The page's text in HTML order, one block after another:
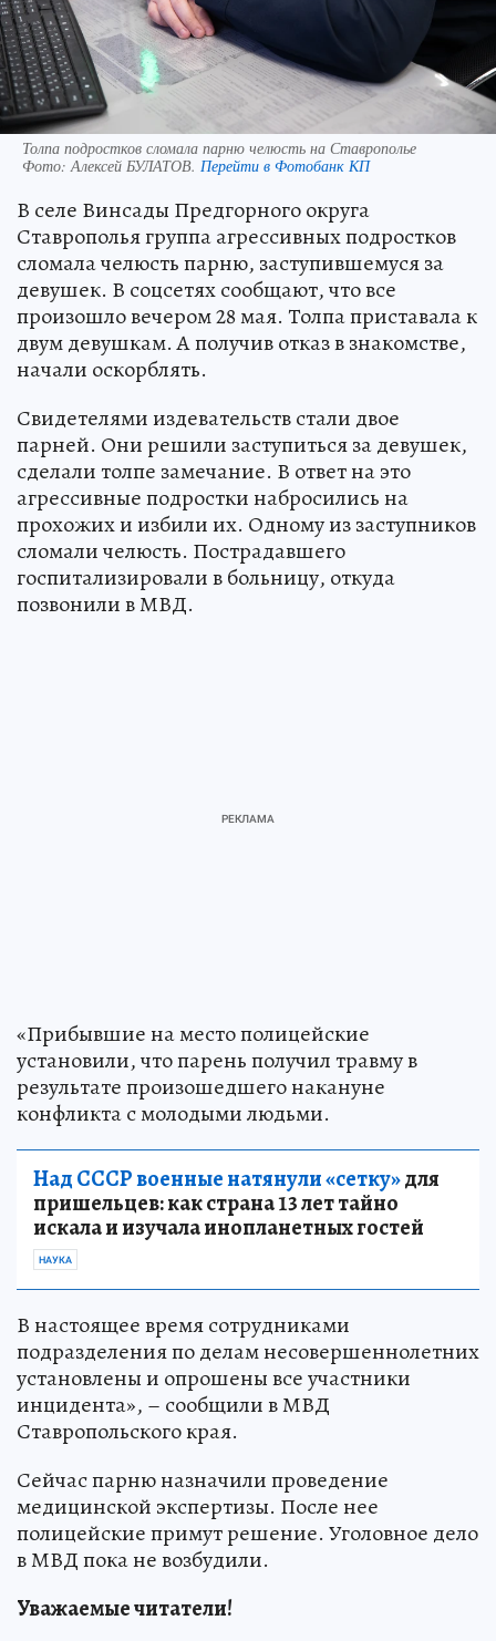
Толпа подростков сломала парню челюсть на Ставрополье
Фото:Алексей БУЛАТОВ. Перейти в Фотобанк КП
В селе Винсады Предгорного округа
Ставрополья группа агрессивных подростков
сломала челюсть парню, заступившемуся за
девушек. В соцсетях сообщают, что все
произошло вечером 28 мая. Толпа приставала к
двум девушкам. А получив отказ в знакомстве,
начали оскорблять.
Свидетелями издевательств стали двое
парней. Они решили заступиться за девушек,
сделали толпе замечание. В ответ на это
агрессивные подростки набросились на
прохожих и избили их. Одному из заступников
сломали челюсть. Пострадавшего
госпитализировали в больницу, откуда
позвонили в МВД.
«Прибывшие на место полицейские
установили, что парень получил травму в
результате произошедшего накануне
конфликта с молодыми людьми.
Над СССР военные натянули «сетку»для
пришельцев: как страна 13 лет тайно
искала и изучала инопланетных гостей
НАУКА
В настоящее время сотрудниками
подразделения по делам несовершеннолетних
установлены и опрошены все участники
инцидента», – сообщили в МВД
Ставропольского края.
Сейчас парню назначили проведение
медицинской экспертизы. После нее
полицейские примут решение. Уголовное дело
в МВД пока не возбудили.
Уважаемые читатели!